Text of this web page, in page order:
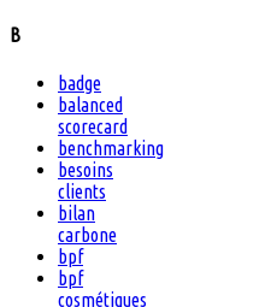
B
badge
balanced
scorecard
benchmarking
besoins
clients
bilan
carbone
bpf
bpf
cosmétiques